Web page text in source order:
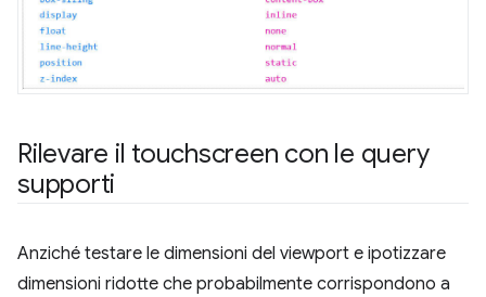
Rilevare il touchscreen con le query
supporti
Anziché testare le dimensioni del viewport e ipotizzare
dimensioni ridotte che probabilmente corrispondono a